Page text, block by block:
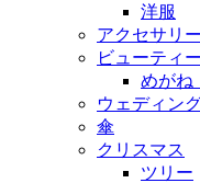
洋服
アクセサリー
ビューティ
めがね
ウェディン
傘
クリスマス
ツリー